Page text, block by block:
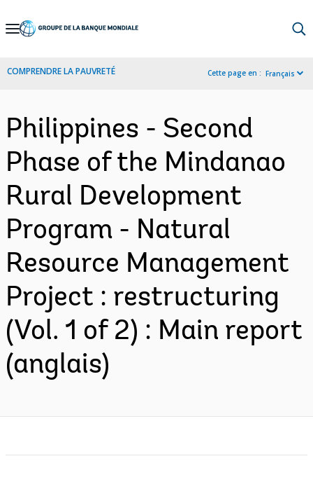
Skip
Navigation
COMPRENDRE LA PAUVRETÉ Cette page en : Français
Philippines - Second
Phase of the Mindanao
Rural Development
Program - Natural
Resource Management
Project : restructuring
(Vol. 1 of 2) : Main report
(anglais)